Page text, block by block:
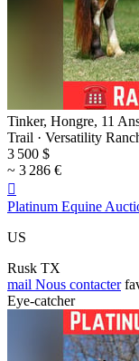
Tinker, Hongre, 11
Trail · Versatility
3 500 $
~ 3 286 €

Platinum Equine
US
Rusk TX
mail Nous contacter
Eye-catcher